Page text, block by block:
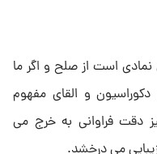
نمادی است از صلح و اگر ما
و القای مفهوم
دقت فراوانی به خرج می
می درخشد.